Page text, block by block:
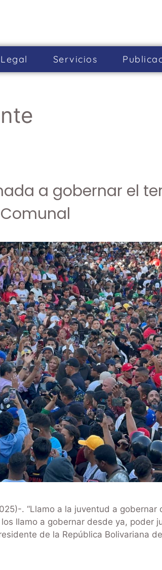
Servicios
a gobernar el
. “Llamo a la juventud a gobernar
llamo a gobernar desde ya, poder
de la República Bolivariana